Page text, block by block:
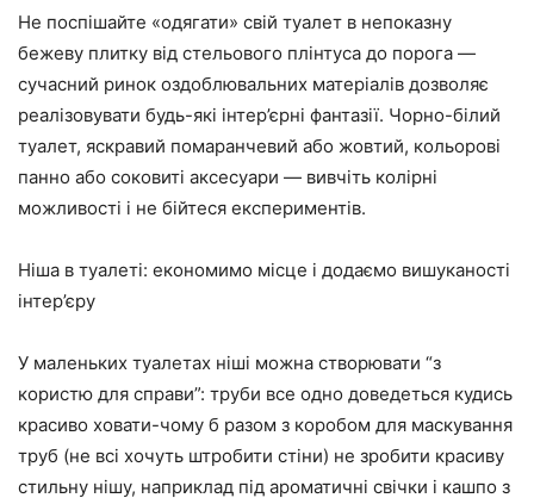
Не поспішайте «одягати» свій туалет в непоказну
бежеву плитку від стельового плінтуса до порога —
сучасний ринок оздоблювальних матеріалів дозволяє
реалізовувати будь-які інтер’єрні фантазії. Чорно-білий
туалет, яскравий помаранчевий або жовтий, кольорові
панно або соковиті аксесуари — вивчіть колірні
можливості і не бійтеся експериментів.
Ніша в туалеті: економимо місце і додаємо вишуканості
інтер’єру
У маленьких туалетах ніші можна створювати “з
користю для справи”: труби все одно доведеться кудись
красиво ховати-чому б разом з коробом для маскування
труб (не всі хочуть штробити стіни) не зробити красиву
стильну нішу, наприклад під ароматичні свічки і кашпо з